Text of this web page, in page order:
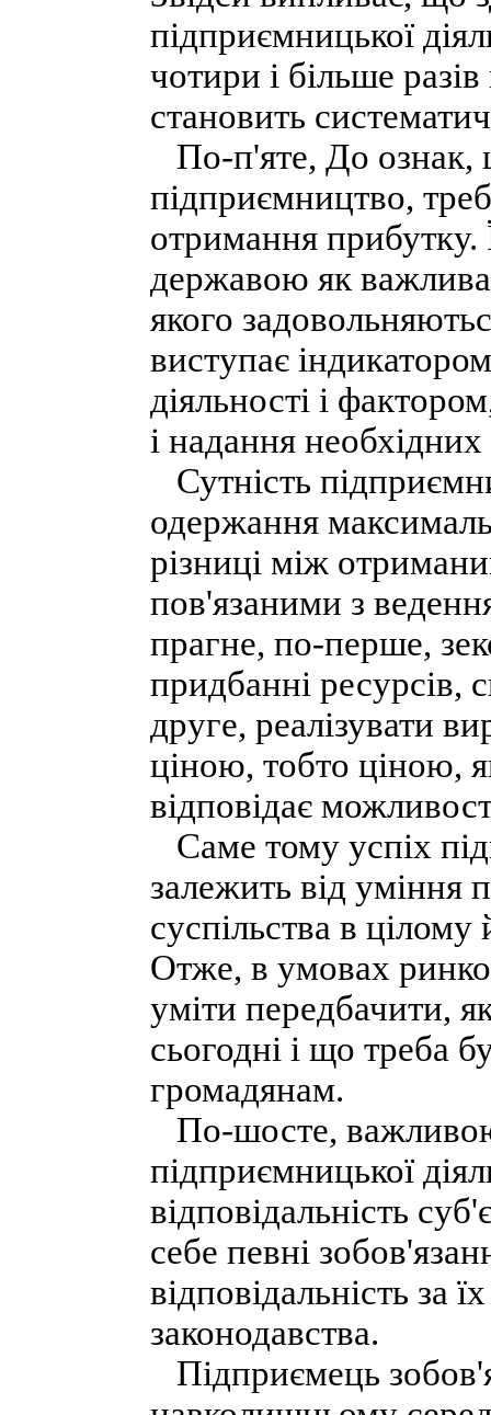
підприємницької
чотири і більше
становить
По-п'яте, До ознак,
підприємництво,
отримання прибутку.
державою як
якого
виступає
діяльності і
і надання
Сутність
одержання
різниці між
пов'язаними з
прагне, по-перше,
придбанні ресурсів,
друге, реалізувати
ціною, тобто ціною,
відповідає
Саме тому успіх
залежить від уміння
суспільства в
Отже, в умовах
уміти передбачити,
сьогодні і що треба
громадянам.
По-шосте,
підприємницької
відповідальність
себе певні
відповідальність за
законодавства.
Підприємець